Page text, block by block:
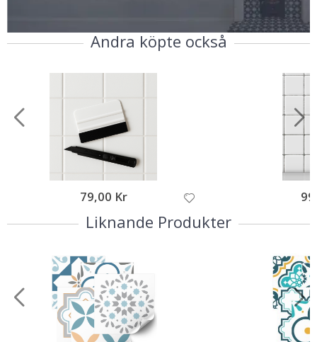
Andra köpte också
79,00 Kr
Liknande Produkter